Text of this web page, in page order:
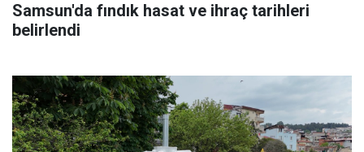
Samsun'da fındık hasat ve ihraç tarihleri
belirlendi